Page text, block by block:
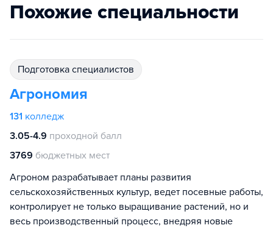
Похожие специальности
подготовка специалистов
Агрономия
131 колледж
3.05-4.9 проходной балл
3769 бюджетных мест
Агроном разрабатывает планы развития
сельскохозяйственных культур, ведет посевные работы,
контролирует не только выращивание растений, но и
весь производственный процесс, внедряя новые